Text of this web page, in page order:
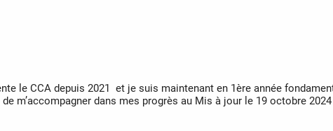
le CCA depuis 2021 et je suis maintenant en 1ère année
m’accompagner dans mes progrès au Mis à jour le 19 octobre 2024